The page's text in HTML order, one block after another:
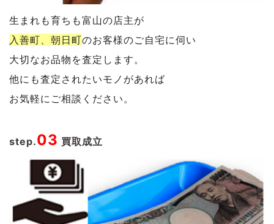
生まれも育ちも富山の店主が
入善町、朝日町のお客様のご自宅に伺い
大切なお品物を査定します。
他にも査定されたいモノがあれば
お気軽にご相談ください。
step.03 買取成立